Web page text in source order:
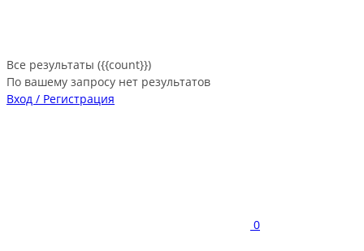
Все результаты ({{count}})
По вашему запросу нет результатов
Вход / Регистрация
0